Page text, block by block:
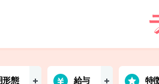
形態 給与 特